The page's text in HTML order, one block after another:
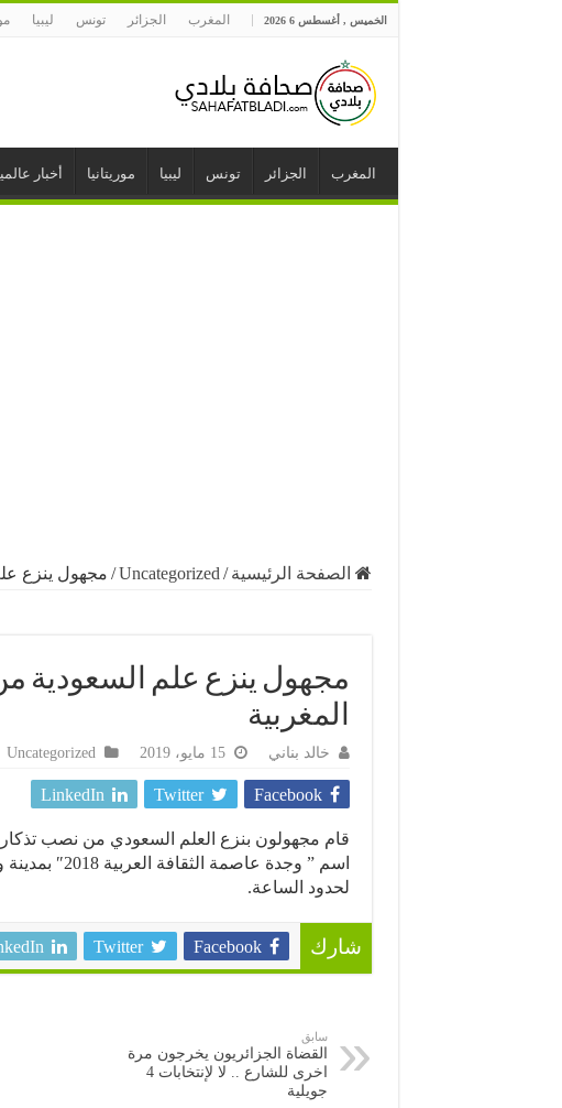
الخميس , أغسطس 6 2026 المغرب الجزائر تونس ليبيا
المغرب الجزائر تونس ليبيا موريتانيا أخبار
الصفحة الرئيسية /
Uncategorized
/ مجهول ينزع
مجهول ينزع علم السعودية
المغربية
خالد بناني 15 مايو، 2019 Uncategorized
Facebook
Twitter
LinkedIn
قام مجهولون بنزع العلم السعودي من نصب
اسم ” وجدة
لحدود الساعة.
شارك Facebook
Twitter
سابق
القضاة الجزائريون يخرجون مرة
اخرى للشارع .. لا لإنتخابات 4
جويلية